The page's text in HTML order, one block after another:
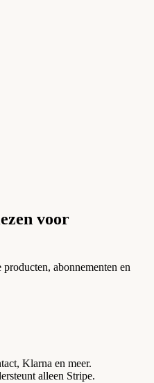
voor
abonnementen en
Klarna en meer.
alleen Stripe.